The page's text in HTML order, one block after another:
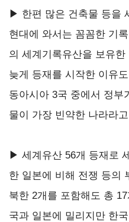
▶ 한편 많은 건축물 등을
현대에 와서는 꼼꼼한 기
의 세계기록유산을 보유
늦게 등재를 시작한 이유
동아시아 3국 중에서 정부
물이 가장 빈약한 나라라
▶ 세계유산 56개 등재로
한 일본에 비해 전쟁 등의
북한 2개를 포함해도 총
국과 일본에 밀리지만 한